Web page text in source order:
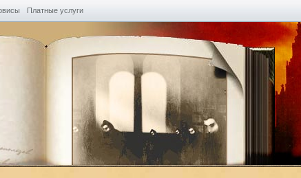
Платные услуги